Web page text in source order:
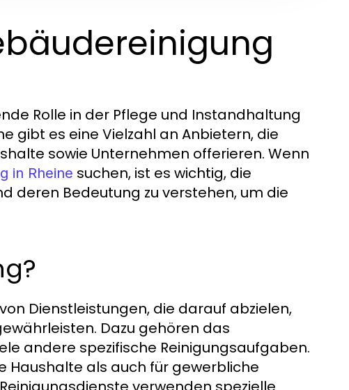
Rolle in der Pflege und Instandhaltung
gibt es eine Vielzahl an Anbietern, die
sowie Unternehmen offerieren. Wenn
in Rheine suchen, ist es wichtig, die
deren Bedeutung zu verstehen, um die
Dienstleistungen, die darauf abzielen,
Dazu gehören das
andere spezifische Reinigungsaufgaben.
Haushalte als auch für gewerbliche